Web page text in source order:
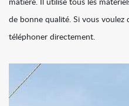
matière. Il utilise tous les
de bonne qualité. Si vous voulez
téléphoner directement.